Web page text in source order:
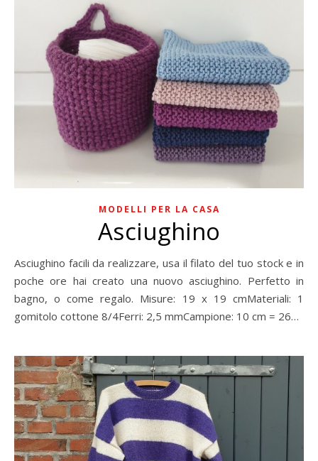
MODELLI PER LA CASA
Asciughino
Asciughino facili da realizzare, usa il filato del tuo stock e in
poche ore hai creato una nuovo asciughino. Perfetto in
bagno, o come regalo. Misure: 19 x 19 cmMateriali: 1
gomitolo cottone 8/4Ferri: 2,5 mmCampione: 10 cm = 26…